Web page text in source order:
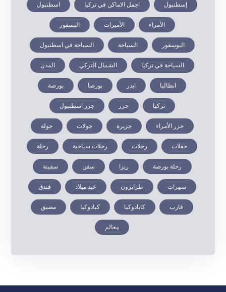
إسطنبول اجمل الاماكن في تركيا اسطنبول
الأمراء الأميرات البسفور
البوسفور السياحة السياحة في اسطنبول
السياحة في تركيا الشمال التركي المدن
انطاليا ايدر بورصا بورصة
تركيا جزر جزر اسطنبول
جزر الأمراء جزيرة جولات جولة
حفلات رحلات رحلات سياحية رحلة
رحلة بورصة ريزا سفن سفينة
سهرات طرابزون عيد ميلاد فندق
قارب كابادوكيا كبادوكيا مضيق
معالم